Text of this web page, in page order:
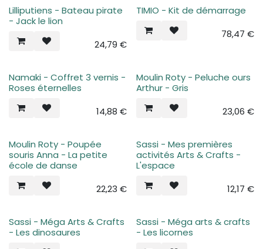
Lilliputiens - Bateau pirate
- Jack le lion
24,79 €
TIMIO - Kit de démarrage
78,47 €
Namaki - Coffret 3 vernis -
Roses éternelles
14,88 €
Moulin Roty - Peluche ours
Arthur - Gris
23,06 €
Moulin Roty - Poupée
souris Anna - La petite
école de danse
22,23 €
Sassi - Mes premières
activités Arts & Crafts -
L'espace
12,17 €
Sassi - Méga Arts & Crafts
- Les dinosaures
Sassi - Méga arts & crafts
- Les licornes